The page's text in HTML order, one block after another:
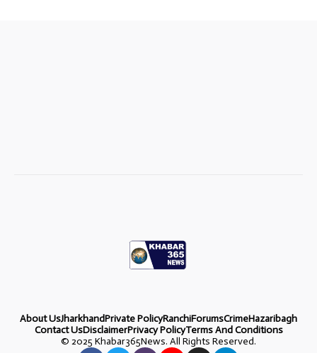
About UsJharkhandPrivate PolicyRanchiForumsCrimeHazaribagh
Contact UsDisclaimerPrivacy PolicyTerms And Conditions
© 2025 Khabar365News. All Rights Reserved.